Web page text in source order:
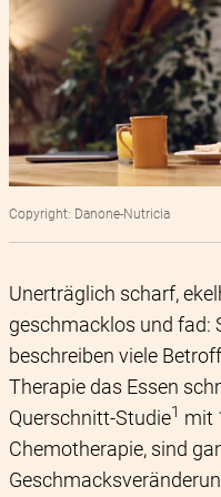
Copyright: Danone-Nutricia
Unerträglich scharf,
geschmacklos und fad:
beschreiben viele
Therapie das Essen
Querschnitt-Studie1 mit
Chemotherapie, sind